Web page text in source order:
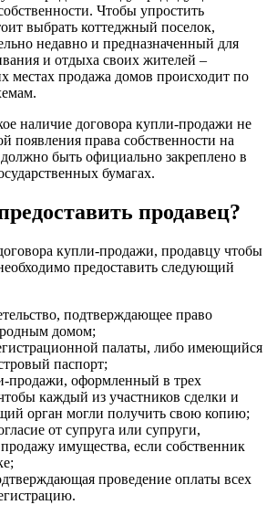
Чтобы упростить
выбрать коттеджный поселок,
недавно и предназначенный для
и отдыха своих жителей –
местах продажа домов происходит по
наличие договора купли-продажи не
появления права собственности на
быть официально закреплено в
бумагах.
продавец?
купли-продажи, продавцу чтобы
предоставить следующий
подтверждающее право
домом;
палаты, либо имеющийся
паспорт;
продажи, оформленный в трех
каждый из участников сделки и
орган могли получить свою копию;
от супруга или супруги,
имущества, если собственник
проведение оплаты всех